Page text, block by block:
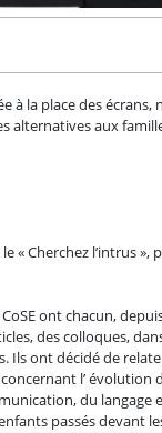
la place des
alternatives aux
« Cherchez l’intrus
ont chacun,
des colloques,
Ils ont décidé de
l’ évolution
du langage
passés devant